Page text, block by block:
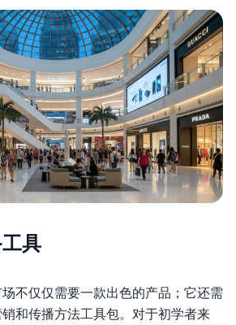
具
不仅仅需要一款出色的产品；它还需
和传播方法工具包。对于初学者来